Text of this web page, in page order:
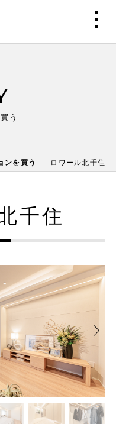
う
ンを買う ロワール北千住
千住